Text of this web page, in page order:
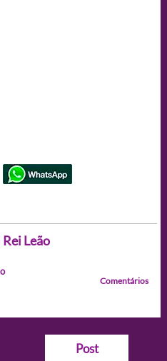
Rei Leão
Comentários
Post